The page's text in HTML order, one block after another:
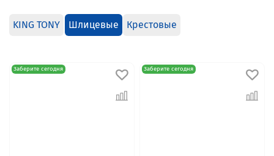
KING TONY Шлицевые Крестовые
Заберите сегодня Заберите сегодня